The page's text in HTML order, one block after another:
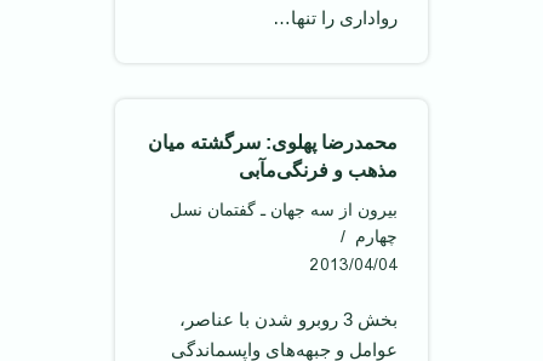
رواداری را تنها…
محمدرضا پهلوی: سرگشته میان
مذهب و فرنگی‌مآبی
بیرون از سه جهان ـ گفتمان نسل
چهارم
2013/04/04
بخش 3 روبرو شدن با عناصر،
عوامل و جبهه‌های واپسماندگی